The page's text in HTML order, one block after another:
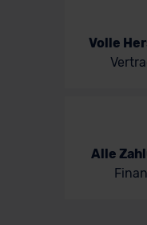
Volle
Alle